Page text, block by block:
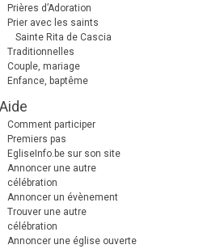
Prières d’Adoration
Prier avec les saints
Sainte Rita de Cascia
Traditionnelles
Couple, mariage
Enfance, baptême
Aide
Comment participer
Premiers pas
EgliseInfo.be sur son site
Annoncer une autre
célébration
Annoncer un évènement
Trouver une autre
célébration
Annoncer une église ouverte